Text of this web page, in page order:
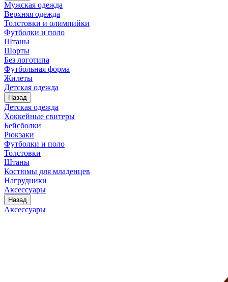
Мужская одежда
Верхняя одежда
Толстовки и олимпийки
Футболки и поло
Штаны
Шорты
Без логотипа
Футбольная форма
Жилеты
Детская одежда
Назад
Детская одежда
Хоккейные свитеры
Бейсболки
Рюкзаки
Футболки и поло
Толстовки
Штаны
Костюмы для младенцев
Нагрудники
Аксессуары
Назад
Аксессуары